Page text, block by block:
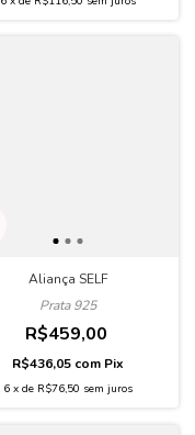
Aliança SELF
Prata 925
R$459,00
R$436,05 com Pix
6 xde R$76,50 sem juros